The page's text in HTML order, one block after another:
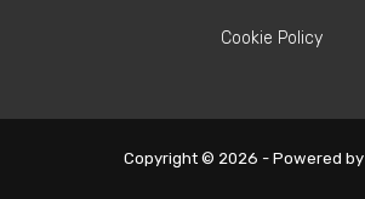
Cookie Policy
Copyright © 2026 - Powered by